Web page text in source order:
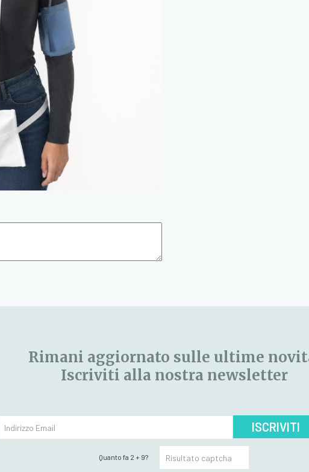
Rimani aggiornato sulle ultime
Iscriviti alla nostra newsletter
ISCRIVITI
Quanto fa 2 + 9?